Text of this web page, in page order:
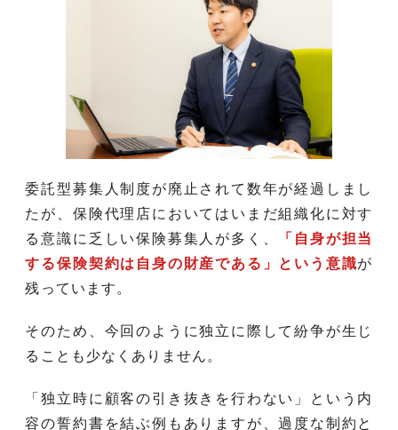
委託型募集人制度が廃止されて数年が経過しまし
たが、保険代理店においてはいまだ組織化に対す
る意識に乏しい保険募集人が多く、
「自身が担当
する保険契約は自身の財産である」という意識が
残っています。
そのため、今回のように独立に際して紛争が生じ
ることも少なくありません。
「独立時に顧客の引き抜きを行わない」という内
容の誓約書を結ぶ例もありますが、過度な制約と